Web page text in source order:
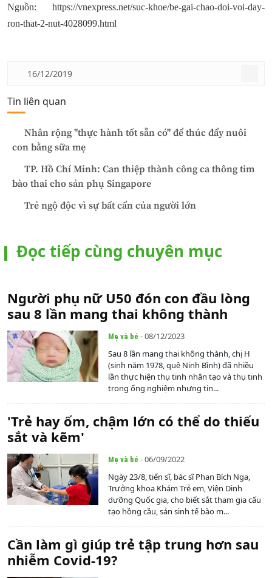
Nguồn: https://vnexpress.net/suc-khoe/be-gai-chao-doi-voi-day-
ron-that-2-nut-4028099.html
16/12/2019
Tin liên quan
Nhân rộng "thực hành tốt sẵn có" để thúc đẩy nuôi
con bằng sữa mẹ
TP. Hồ Chí Minh: Can thiệp thành công ca thông tim
bào thai cho sản phụ Singapore
Trẻ ngộ độc vì sự bất cẩn của người lớn
Đọc tiếp cùng chuyên mục
Người phụ nữ U50 đón con đầu lòng
sau 8 lần mang thai không thành
Mẹ và bé - 08/12/2023
Sau 8 lần mang thai không thành, chị H
(sinh năm 1978, quê Ninh Bình) đã nhiều
lần thực hiện thụ tinh nhân tạo và thụ tinh
trong ống nghiệm nhưng tin...
'Trẻ hay ốm, chậm lớn có thể do thiếu
sắt và kẽm'
Mẹ và bé - 06/09/2022
Ngày 23/8, tiến sĩ, bác sĩ Phan Bích Nga,
Trưởng khoa Khám Trẻ em, Viện Dinh
dưỡng Quốc gia, cho biết sắt tham gia cấu
tạo hồng cầu, sản sinh tế bào m...
Cần làm gì giúp trẻ tập trung hơn sau
nhiễm Covid-19?